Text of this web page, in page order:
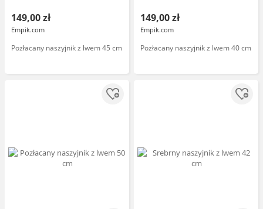
149,00 zł
Empik.com
Pozłacany naszyjnik z lwem 45 cm
149,00 zł
Empik.com
Pozłacany naszyjnik z lwem 40 cm